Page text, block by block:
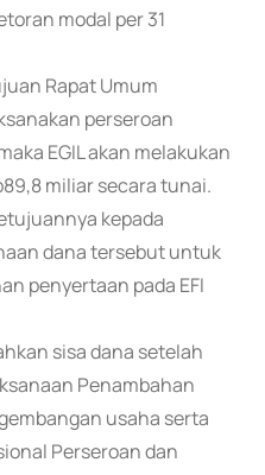
modal per 31
Rapat Umum
perseroan
EGIL akan melakukan
miliar secara tunai.
kepada
dana tersebut untuk
penyertaan pada EFI
sisa dana setelah
Penambahan
usaha serta
Perseroan dan